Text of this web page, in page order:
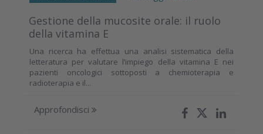
Gestione della mucosite orale: il ruolo
della vitamina E
Una ricerca ha effettua una analisi sistematica della
letteratura per valutare l’impiego della vitamina E nei
pazienti oncologici sottoposti a chemioterapia e
radioterapia e il...
Approfondisci